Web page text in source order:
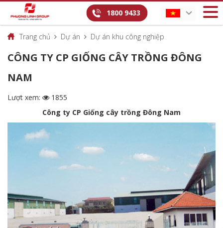
1800 9433
Trang chủ Dự án Dự án khu công nghiệp
CÔNG TY CP GIỐNG CÂY TRỒNG ĐÔNG
NAM
Lượt xem:
1855
Công ty CP Giống cây trồng Đông Nam